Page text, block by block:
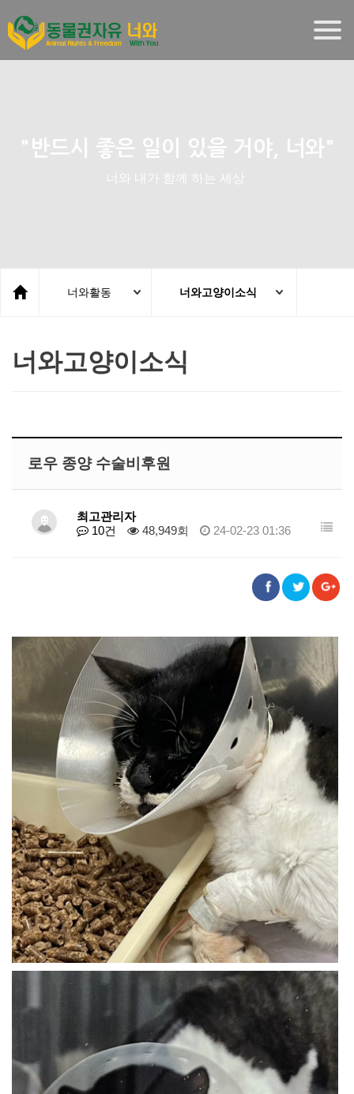
"반드시 좋은 일이 있을 거야, 너와"
너와 내가 함께 하는 세상
너와활동 너와고양이소식
너와고양이소식
로우 종양 수술비후원
최고관리자
10건
48,949회 24-02-23 01:36